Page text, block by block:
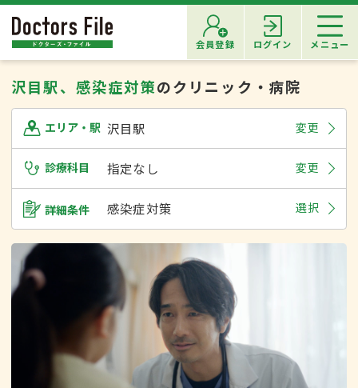
会員登録 ログイン メニュー
沢目駅、感染症対策のクリニック・病院
エリア・駅 沢目駅 変更
診療科目 指定なし 変更
詳細条件 感染症対策 選択